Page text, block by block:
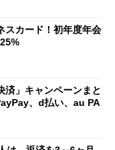
スカード！初年度年会
済」キャンペーンまと
、d払い、au PA